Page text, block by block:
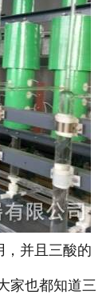
业绩
展示
我们
并且三酸的
家也都知道三